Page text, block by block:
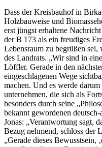
Dass der Kreisbauhof in
Holzbauweise und
erst jüngst erhaltene
der B 173 als ein freudiges
Lebensraum zu begrüßen
des Landrats. „Wir sind in
Löffler. Gerade in den
eingeschlagenen Wege
machen. Und es werde
unternehmen, die sich als
besonders durch seine
bekannt gewordenen
Jonas: „Verantwortung sagt,
Bezug nehmend, schloss der
„Gerade dieses Bewusstsein,